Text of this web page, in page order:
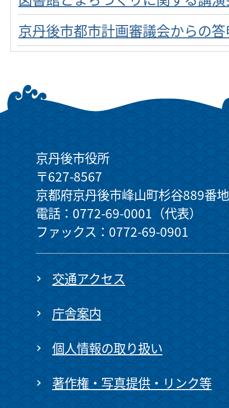
京丹後市都市計画審議会からの
京丹後市役所
〒627-8567
京都府京丹後市峰山町杉谷889番地
電話：0772-69-0001（代表）
ファックス：0772-69-0901
交通アクセス
庁舎案内
個人情報の取り扱い
著作権・写真提供・リンク等